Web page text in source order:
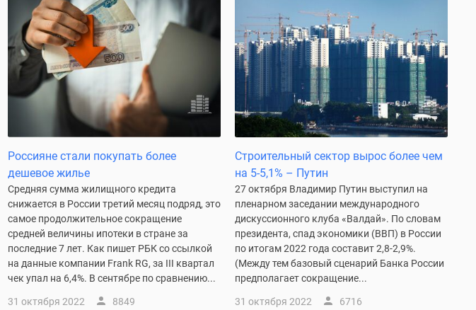
Россияне стали покупать более
дешевое жилье
Средняя сумма жилищного кредита
снижается в России третий месяц подряд, это
самое продолжительное сокращение
средней величины ипотеки в стране за
последние 7 лет. Как пишет РБК со ссылкой
на данные компании Frank RG, за III квартал
чек упал на 6,4%. В сентябре по сравнению...
31 октября 2022 8849
Строительный сектор вырос более чем
на 5-5,1% – Путин
27 октября Владимир Путин выступил на
пленарном заседании международного
дискуссионного клуба «Валдай». По словам
президента, спад экономики (ВВП) в России
по итогам 2022 года составит 2,8-2,9%.
(Между тем базовый сценарий Банка России
предполагает сокращение...
31 октября 2022 6716